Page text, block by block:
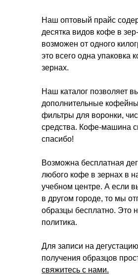
Наш оптовый прайс
десятка видов кофе в
возможен от одного
это всего одна упаковка
зернах.
Наш каталог позволяет
дополнительные
фильтры для воронки,
средства. Кофе-машина
спасибо!
Возможна бесплатная
любого кофе в зернах в
учебном центре. А если
в другом городе, то мы
образцы бесплатно. Это
политика.
Для записи на
получения образцов
свяжитесь с нами.